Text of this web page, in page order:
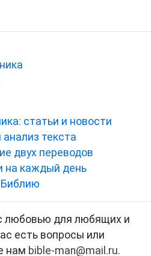
статьи и новости
текста
двух переводов
на каждый день
Библию
любовью для любящих и
есть вопросы или
нам bible-man@mail.ru.